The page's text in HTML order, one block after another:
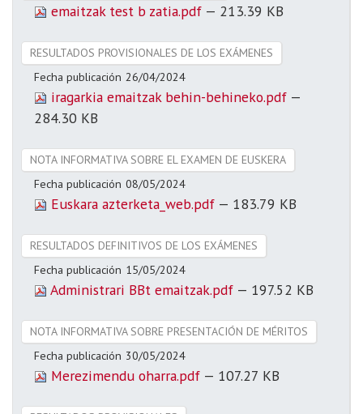
emaitzak test b zatia.pdf — 213.39 KB
RESULTADOS PROVISIONALES DE LOS EXÁMENES
Fecha publicación 26/04/2024
iragarkia emaitzak behin-behineko.pdf —
284.30 KB
NOTA INFORMATIVA SOBRE EL EXAMEN DE EUSKERA
Fecha publicación 08/05/2024
Euskara azterketa_web.pdf — 183.79 KB
RESULTADOS DEFINITIVOS DE LOS EXÁMENES
Fecha publicación 15/05/2024
Administrari BBt emaitzak.pdf — 197.52 KB
NOTA INFORMATIVA SOBRE PRESENTACIÓN DE MÉRITOS
Fecha publicación 30/05/2024
Merezimendu oharra.pdf — 107.27 KB